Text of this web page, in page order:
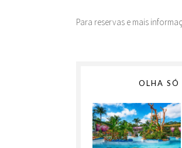
Para reservas e mais
OLHA SÓ